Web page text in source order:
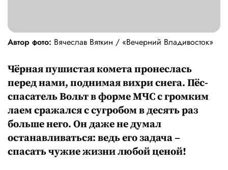
Автор фото: Вячеслав Вяткин / «Вечерний Владивосток»
Чёрная пушистая комета пронеслась
перед нами, поднимая вихри снега. Пёс-
спасатель Вольт в форме МЧС с громким
лаем сражался с сугробом в десять раз
больше него. Он даже не думал
останавливаться: ведь его задача –
спасать чужие жизни любой ценой!